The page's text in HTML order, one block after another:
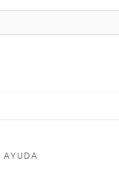
AYUDA